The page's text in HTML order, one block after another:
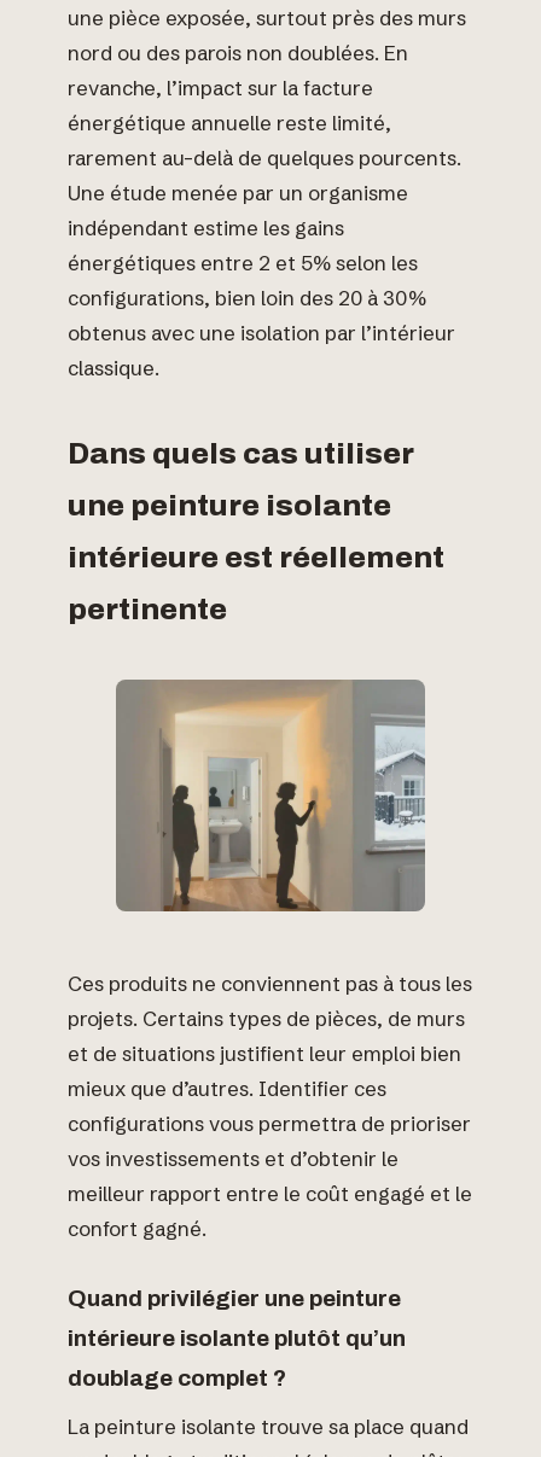
une pièce exposée, surtout près des murs
nord ou des parois non doublées. En
revanche, l’impact sur la facture
énergétique annuelle reste limité,
rarement au-delà de quelques pourcents.
Une étude menée par un organisme
indépendant estime les gains
énergétiques entre 2 et 5% selon les
configurations, bien loin des 20 à 30%
obtenus avec une isolation par l’intérieur
classique.
Dans quels cas utiliser
une peinture isolante
intérieure est réellement
pertinente
Ces produits ne conviennent pas à tous les
projets. Certains types de pièces, de murs
et de situations justifient leur emploi bien
mieux que d’autres. Identifier ces
configurations vous permettra de prioriser
vos investissements et d’obtenir le
meilleur rapport entre le coût engagé et le
confort gagné.
Quand privilégier une peinture
intérieure isolante plutôt qu’un
doublage complet ?
La peinture isolante trouve sa place quand